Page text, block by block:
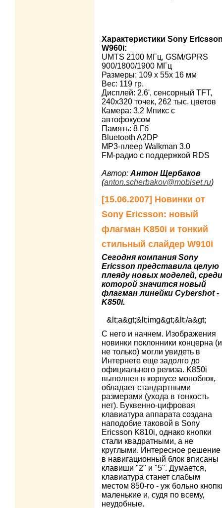
Характеристики Sony
W960i:
UMTS 2100 МГц, GSM/GPRS
900/1800/1900 МГц
Размеры: 109 x 55x 16 мм
Вес: 119 гр.
Дисплей: 2,6', сенсорный TFT,
240х320 точек, 262 тыс. цветов
Камера: 3,2 Мпикс с
автофокусом
Память: 8 Гб
Bluetooth A2DP
MP3-плеер Walkman 3.0
FM-радио с поддержкой RDS
Автор: Антон Щербаков
(anton.scherbakov@mobiset.ru)
[15.06.2007] Новинки от
Sony Ericsson: новый
флагман K850i и тонкий
стильный слайдер W910i
Сегодня компания Sony
Ericsson представила целую
плеяду новых моделей, среди
которой значится новый
флагман линейки Cybershot -
K850i.
&lt;a&gt;&lt;img&gt;&lt;/a&gt;
С него и начнем. Изображения
новинки поклонники концерна (и
не только) могли увидеть в
Интернете еще задолго до
официального релиза. K850i
выполнен в корпусе моноблок,
обладает стандартными
размерами (ухода в тонкость
нет). Буквенно-цифровая
клавиатура аппарата создана
наподобие таковой в Sony
Ericsson K810i, однако кнопки
стали квадратными, а не
круглыми. Интересное решение
в навигационный блок вписаны
клавиши "2" и "5". Думается,
клавиатура станет слабым
местом 850-го - уж больно
маленькие и, судя по всему,
неудобные.